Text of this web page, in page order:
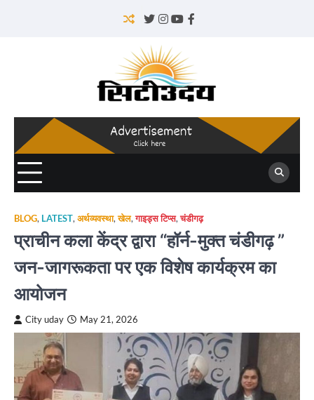
Twitter
Instagram
YouTube
Facebook
BLOG, LATEST, अर्थव्यवस्था,खेल,गाइड्स टिप्स,चंडीगढ़
प्राचीन कला केंद्र द्वारा “हॉर्न-मुक्त चंडीगढ़ ”
जन-जागरूकता पर एक विशेष कार्यक्रम का
आयोजन
City uday May 21, 2026